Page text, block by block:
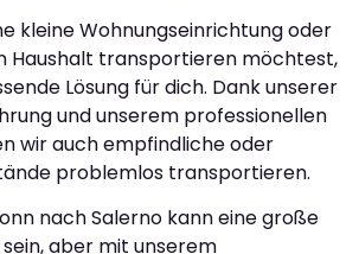
kleine Wohnungseinrichtung oder
Haushalt transportieren möchtest,
Lösung für dich. Dank unserer
und unserem professionellen
wir auch empfindliche oder
problemlos transportieren.
nach Salerno kann eine große
aber mit unserem